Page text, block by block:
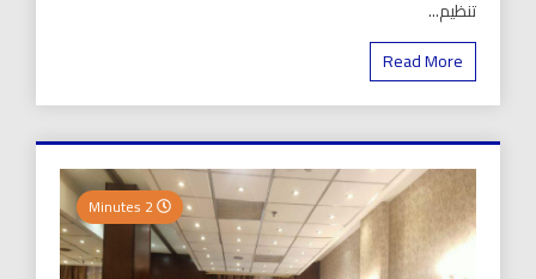
تنظيم...
Read More